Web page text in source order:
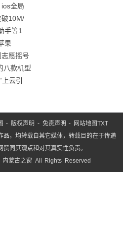
全局
破10M/
手等1
果
愿摇号
八款机型
云引
-版权声明 - 免责声明 - 网站地图TXT
品，均转载自其它媒体，转载目的在于传递
同其观点和对其真实性负责。
蒙古之窗 All Rights Reserved